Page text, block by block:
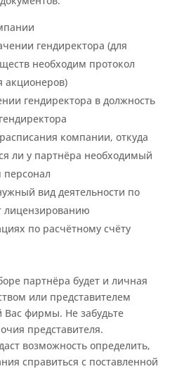
гендиректора (для
необходим протокол
акционеров)
гендиректора в должность
компании, откуда
ли у партнёра необходимый
вид деятельности по
лицензированию
по расчётному счёту
партнёра будет и личная
или представителем
Вас фирмы. Не забудьте
представителя.
возможность определить,
справиться с поставленной